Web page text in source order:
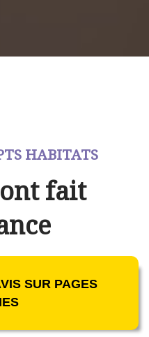
HABITATS
fait
SUR PAGES